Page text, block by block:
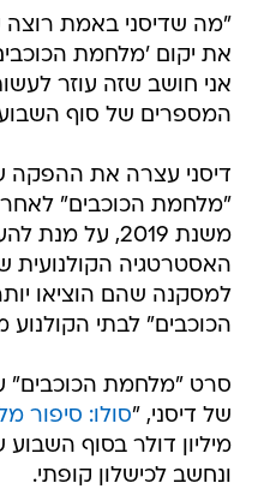
"מה שדיסני באמת רוצה
את יקום 'מלחמת
אני חושב שזה עוזר
המספרים של סוף
דיסני עצרה את
"מלחמת הכוכבים" לאחר
משנת 2019, על
האסטרטגיה הקולנועית
למסקנה שהם הוציאו
הכוכבים" לבתי הקולנוע
סרט "מלחמת הכוכבים"
של דיסני, "סולו: סיפור
ונחשב לכישלון קופתי.